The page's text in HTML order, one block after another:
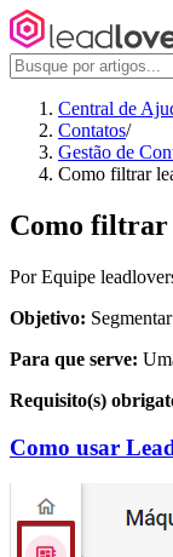
Central de
Contatos/
Gestão de
Como filtrar
Como filtrar
Por Equipe
Objetivo:
Para que serve:
Requisito(s)
Como usar